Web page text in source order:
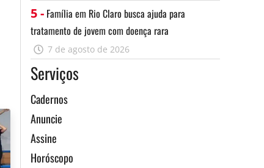
5 - Família em Rio Claro busca ajuda para
tratamento de jovem com doença rara
7 de agosto de 2026
Serviços
Cadernos
Anuncie
Assine
Horóscopo